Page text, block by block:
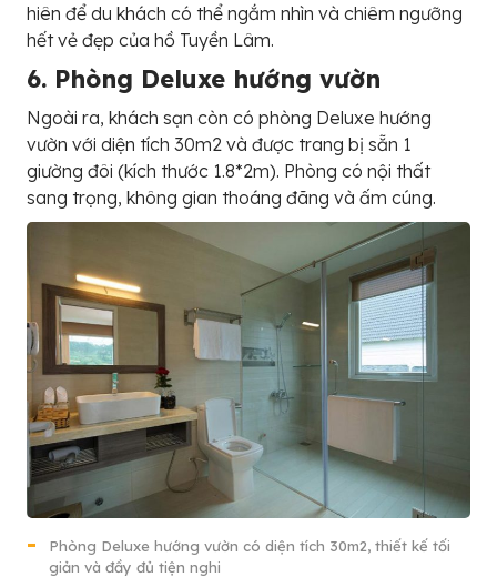
hiên để du khách có thể ngắm nhìn và chiêm ngưỡng
hết vẻ đẹp của hồ Tuyền Lâm.
6. Phòng Deluxe hướng vườn
Ngoài ra, khách sạn còn có phòng Deluxe hướng
vườn với diện tích 30m2 và được trang bị sẵn 1
giường đôi (kích thước 1.8*2m). Phòng có nội thất
sang trọng, không gian thoáng đãng và ấm cúng.
Phòng Deluxe hướng vườn có diện tích 30m2, thiết kế tối
giản và đầy đủ tiện nghi